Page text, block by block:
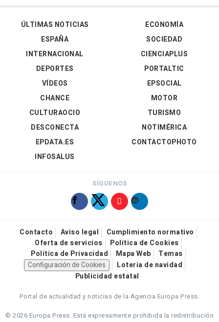
ÚLTIMAS NOTICIAS
ESPAÑA
INTERNACIONAL
DEPORTES
VÍDEOS
ECONOMÍA
SOCIEDAD
CIENCIAPLUS
PORTALTIC
EPSOCIAL
CHANCE
CULTURAOCIO
DESCONECTA
EPDATA.ES
INFOSALUS
MOTOR
TURISMO
NOTIMÉRICA
CONTACTOPHOTO
SÍGUENOS
Contacto Aviso legal
Cumplimiento normativo
Oferta de servicios
Política de Cookies
Política de Privacidad
Mapa Web
Temas
Configuración de Cookies
Loteria de navidad
Publicidad estatal
Portal de actualidad y noticias de la Agencia Europa Press.
© 2026 Europa Press. Está expresamente prohibida la redistribución